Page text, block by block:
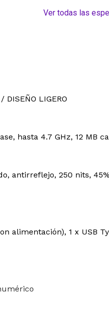
Tipo de disco
Wi-Fi
Bluetooth
Ver todas las
DISEÑO LIGERO
hasta 4.7 GHz, 12 MB
antirreflejo, 250 nits,
alimentación), 1 x USB